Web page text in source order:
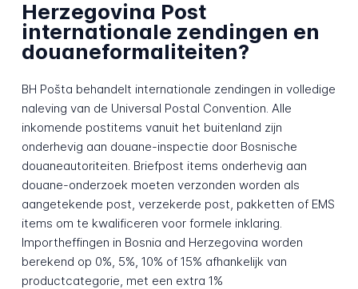
Herzegovina Post
internationale zendingen en
douaneformaliteiten?
BH Pošta behandelt internationale zendingen in volledige
naleving van de Universal Postal Convention. Alle
inkomende postitems vanuit het buitenland zijn
onderhevig aan douane-inspectie door Bosnische
douaneautoriteiten. Briefpost items onderhevig aan
douane-onderzoek moeten verzonden worden als
aangetekende post, verzekerde post, pakketten of EMS
items om te kwalificeren voor formele inklaring.
Importheffingen in Bosnia and Herzegovina worden
berekend op 0%, 5%, 10% of 15% afhankelijk van
productcategorie, met een extra 1%